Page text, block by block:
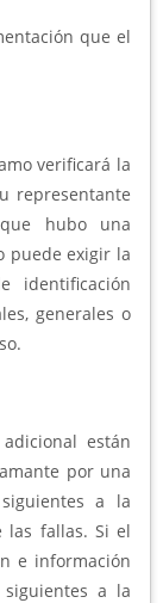
que el
verificará la
representante
hubo una
puede exigir la
identificación
generales o
están
por una
a la
las fallas. Si el
e información
a la